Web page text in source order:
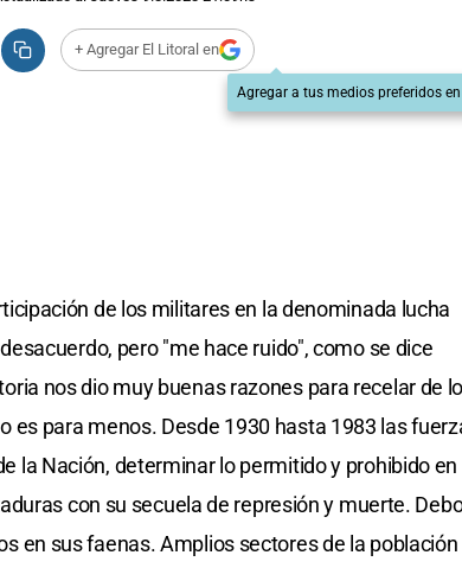
+ Agregar El Litoral en
Agregar a tus medios preferidos
de los militares en la denominada lucha
pero "me hace ruido", como se dice
nos dio muy buenas razones para recelar de
es para menos. Desde 1930 hasta 1983 las
la Nación, determinar lo permitido y prohibido en
con su secuela de represión y muerte.
en sus faenas. Amplios sectores de la población